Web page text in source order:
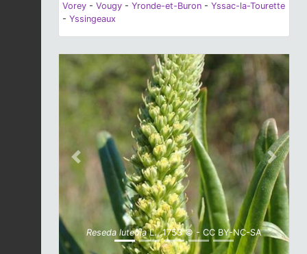
Vorey - Vougy - Yronde-et-Buron - Yssac-la-Tourette
- Yssingeaux
Reseda luteolaL., 1753 © - CC BY-NC-SA
Previous Next